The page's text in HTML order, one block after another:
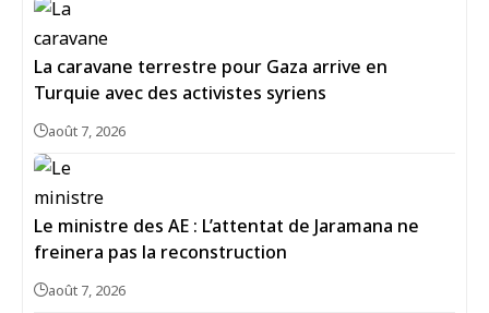
La caravane terrestre pour Gaza arrive en
Turquie avec des activistes syriens
août 7, 2026
Le ministre des AE : L’attentat de Jaramana ne
freinera pas la reconstruction
août 7, 2026